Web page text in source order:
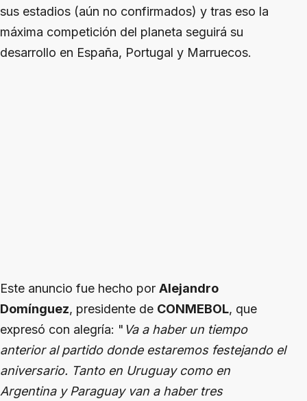
sus estadios (aún no confirmados) y tras eso la
máxima competición del planeta seguirá su
desarrollo en España, Portugal y Marruecos.
Este anuncio fue hecho por Alejandro
Domínguez, presidente de CONMEBOL, que
expresó con alegría: " Va a haber un tiempo
anterior al partido donde estaremos festejando el
aniversario. Tanto en Uruguay como en
Argentina y Paraguay van a haber tres